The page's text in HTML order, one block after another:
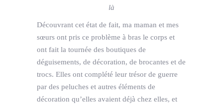
là
Découvrant cet état de fait, ma maman et mes
sœurs ont pris ce problème à bras le corps et
ont fait la tournée des boutiques de
déguisements, de décoration, de brocantes et de
trocs. Elles ont complété leur trésor de guerre
par des peluches et autres éléments de
décoration qu’elles avaient déjà chez elles, et